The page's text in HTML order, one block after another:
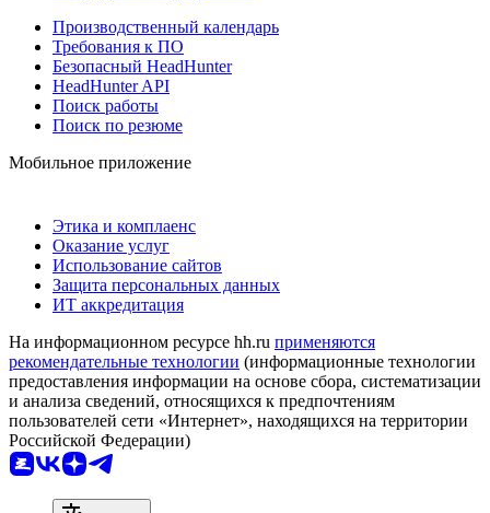
Производственный календарь
Требования к ПО
Безопасный HeadHunter
HeadHunter API
Поиск работы
Поиск по резюме
Мобильное приложение
Этика и комплаенс
Оказание услуг
Использование сайтов
Защита персональных данных
ИТ аккредитация
На информационном ресурсе hh.ru применяются
рекомендательные технологии (информационные технологии
предоставления информации на основе сбора, систематизации
и анализа сведений, относящихся к предпочтениям
пользователей сети «Интернет», находящихся на территории
Российской Федерации)